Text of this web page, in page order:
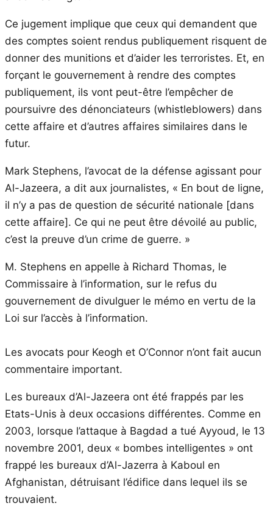
Ce jugement implique que ceux qui demandent que
des comptes soient rendus publiquement risquent de
donner des munitions et d’aider les terroristes. Et, en
forçant le gouvernement à rendre des comptes
publiquement, ils vont peut-être l’empêcher de
poursuivre des dénonciateurs (whistleblowers) dans
cette affaire et d’autres affaires similaires dans le
futur.
Mark Stephens, l’avocat de la défense agissant pour
Al-Jazeera, a dit aux journalistes, « En bout de ligne,
il n’y a pas de question de sécurité nationale [dans
cette affaire]. Ce qui ne peut être dévoilé au public,
c’est la preuve d’un crime de guerre. »
M. Stephens en appelle à Richard Thomas, le
Commissaire à l’information, sur le refus du
gouvernement de divulguer le mémo en vertu de la
Loi sur l’accès à l’information.
Les avocats pour Keogh et O’Connor n’ont fait aucun
commentaire important.
Les bureaux d’Al-Jazeera ont été frappés par les
Etats-Unis à deux occasions différentes. Comme en
2003, lorsque l’attaque à Bagdad a tué Ayyoud, le 13
novembre 2001, deux « bombes intelligentes » ont
frappé les bureaux d’Al-Jazerra à Kaboul en
Afghanistan, détruisant l’édifice dans lequel ils se
trouvaient.